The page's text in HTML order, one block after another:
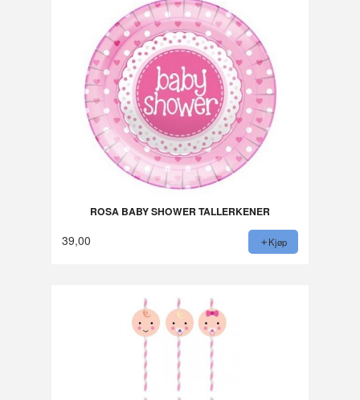
ROSA BABY SHOWER TALLERKENER
39,00 Kjøp